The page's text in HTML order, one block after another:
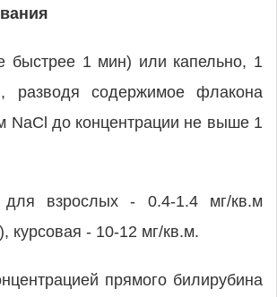
быстрее 1 мин) или капельно, 1
разводя содержимое флакона
NaCl до концентрации не выше 1
для взрослых - 0.4-1.4 мг/кв.м
курсовая - 10-12 мг/кв.м.
прямого билирубина